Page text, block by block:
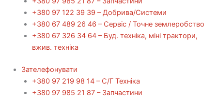
+380 97 122 39 39 – Добрива/Cистеми
+380 67 489 26 46 – Сервіс / Точне землеробство
+380 67 326 34 64 – Буд. техніка, міні трактори,
вжив. техніка
Зателефонувати
+380 97 219 98 14 – С/Г Техніка
+380 97 985 21 87 – Запчастини